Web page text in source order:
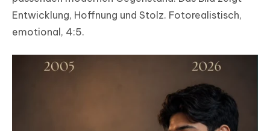
Entwicklung, Hoffnung und Stolz. Fotorealistisch,
emotional, 4:5.